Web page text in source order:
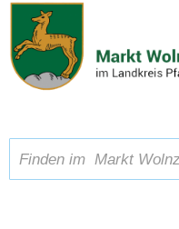
Zum Inhalt,zur Navigation
Schriftgröße A A A